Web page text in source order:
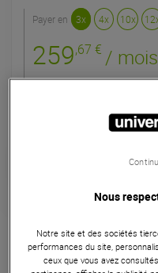
Payer en 3x 4x 10x
259,67 € / mois
Seconde Vie : A
Choisir
Eligible à
Nous
Notre site et des sociétés
performances du site,
ceux que vous avez